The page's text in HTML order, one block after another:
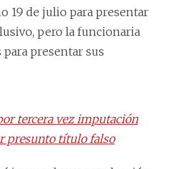
19 de julio para presentar
pero la funcionaria
presentar sus
tercera vez imputación
presunto título falso